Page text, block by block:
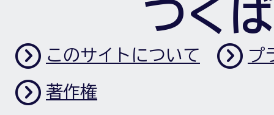
つく
このサイトについて プ
著作権